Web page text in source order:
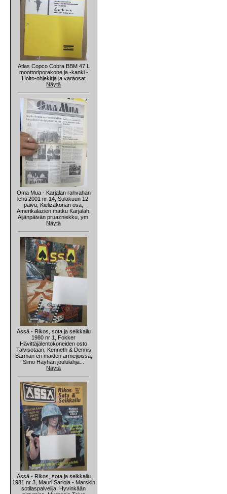
Atlas Copco Cobra BBM 47 L
moottoriporakone ja -kanki -
Hoito-ohjekirja ja varaosat
Näytä
Oma Mua - Karjalan rahvahan
lehti 2001 nr 14, Sulakuun 12.
päivü; Kielizakonan osa,
Amerikalazien matku Karjalah,
Äijänpäivän pruazniekku, ym.
Näytä
Ässä - Rikos, sota ja seikkailu
1980 nr 1, Fokker
Hävittäjälentokoneiden osto
Talvisotaan, Kenneth & Dennis
Barman eri maiden armeijoissa,
Simo Häyhän joululahja...
Näytä
Ässä - Rikos, sota ja seikkailu
1981 nr 3, Mauri Sariola - Marskin
sotilaspalvelija, Hyvinkään